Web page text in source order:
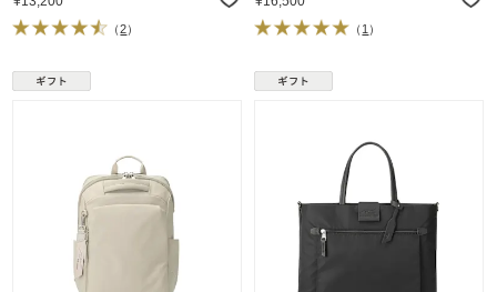
（2） （ 1 ）